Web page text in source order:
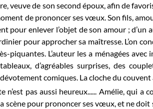
veuve de son second époux, afin de
de prononcer ses vœux. Son fils,
pour enlever l’objet de son amour ; d’un
pour approcher sa maîtresse. L’on
piquantes. L’auteur les a ménagées
d’agréables surprises, des
comiques. La cloche du
n’est pas aussi heureux...... Amélie, qui
scène pour prononcer ses vœux, et ne